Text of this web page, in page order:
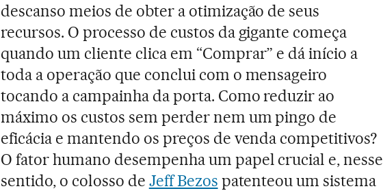
descanso meios de obter a otimização de seus
recursos. O processo de custos da gigante começa
quando um cliente clica em “Comprar” e dá início a
toda a operação que conclui com o mensageiro
tocando a campainha da porta. Como reduzir ao
máximo os custos sem perder nem um pingo de
eficácia e mantendo os preços de venda competitivos?
O fator humano desempenha um papel crucial e, nesse
sentido, o colosso de Jeff Bezos patenteou um sistema